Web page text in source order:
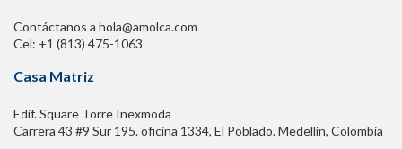
Contáctanos a hola@amolca.com
Cel: +1 (813) 475-1063
Casa Matriz
Edif. Square Torre Inexmoda
Carrera 43 #9 Sur 195. oficina 1334, El Poblado. Medellín, Colombia